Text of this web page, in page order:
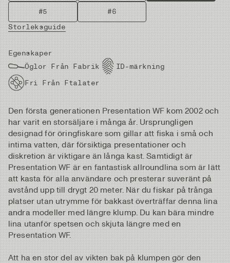
#5
#6
Storleksguide
Egenskaper
Öglor Från Fabrik
ID-märkning
Fri Från Ftalater
Den första generationen Presentation WF kom 2002 och
har varit en storsäljare i många år. Ursprungligen
designad för öringfiskare som gillar att fiska i små och
intima vatten, där försiktiga presentationer och
diskretion är viktigare än långa kast. Samtidigt är
Presentation WF är en fantastisk allroundlina som är lätt
att kasta för alla användare och presterar suveränt på
avstånd upp till drygt 20 meter. När du fiskar på trånga
platser utan utrymme för bakkast överträffar denna lina
andra modeller med längre klump. Du kan bära mindre
lina utanför spetsen och skjuta längre med en
Presentation WF.
Att ha en stor del av vikten bak på klumpen gör den